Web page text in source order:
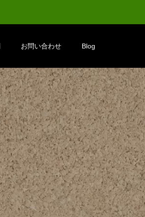
お問い合わせ Blog